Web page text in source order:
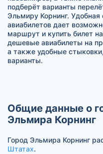
подберёт варианты
Эльмиру Корнинг.
авиабилетов дает
маршрут и купить билет
дешевые авиабилеты на
а также удобные
варианты.
Общие данные о
Эльмира Корнинг
Город Эльмира Корнинг
Штатах.